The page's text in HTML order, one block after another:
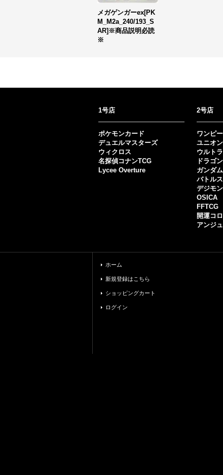
メガゲンガーex[PK
M_M2a_240/193_S
AR]※商品説明必読
※
1号店
ポケモンカード
デュエルマスターズ
ウィクロス
名探偵コナンTCG
Lycee Overture
2号店
ワンピ
ユニオ
ウルト
ドラゴ
ガンダム
バトル
デジモ
OSICA
FFTCG
開運コ
アンジ
ホーム
新規登録はこちら
ショッピングカート
ログイン